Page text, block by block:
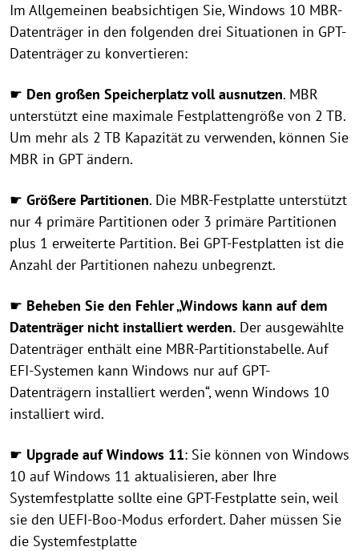
Im Allgemeinen beabsichtigen Sie, Windows 10 MBR-
Datenträger in den folgenden drei Situationen in GPT-
Datenträger zu konvertieren:
☛ Den großen Speicherplatz voll ausnutzen. MBR
unterstützt eine maximale Festplattengröße von 2 TB.
Um mehr als 2 TB Kapazität zu verwenden, können Sie
MBR in GPT ändern.
☛ Größere Partitionen. Die MBR-Festplatte unterstützt
nur 4 primäre Partitionen oder 3 primäre Partitionen
plus 1 erweiterte Partition. Bei GPT-Festplatten ist die
Anzahl der Partitionen nahezu unbegrenzt.
☛ Beheben Sie den Fehler „Windows kann auf dem
Datenträger nicht installiert werden. Der ausgewählte
Datenträger enthält eine MBR-Partitionstabelle. Auf
EFI-Systemen kann Windows nur auf GPT-
Datenträgern installiert werden“, wenn Windows 10
installiert wird.
☛ Upgrade auf Windows 11: Sie können von Windows
10 auf Windows 11 aktualisieren, aber Ihre
Systemfestplatte sollte eine GPT-Festplatte sein, weil
sie den UEFI-Boo-Modus erfordert. Daher müssen Sie
die Systemfestplatte